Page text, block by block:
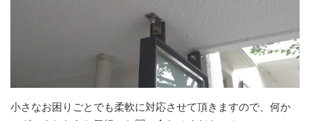
小さなお困りごとでも柔軟に対応させて頂きますので、何か